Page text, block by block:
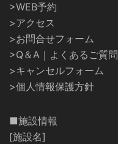
>WEB予約
>アクセス
>お問合せフォーム
>Q＆A｜よくあるご質問
>キャンセルフォーム
>個人情報保護方針
■施設情報
[施設名]